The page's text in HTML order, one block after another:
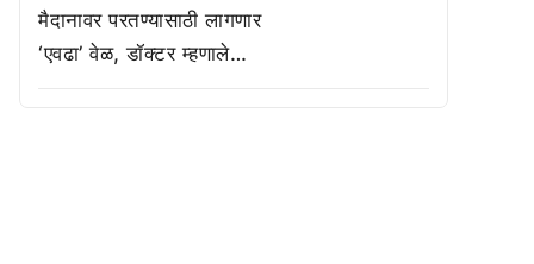
मैदानावर परतण्यासाठी लागणार
‘एवढा’ वेळ, डॉक्टर म्हणाले…